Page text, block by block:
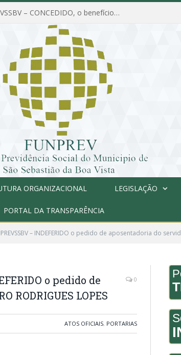
PORTARIA Nº 025/2026-GP/IPREVSSBV – CONCEDIDO, o benefício de PENSÃO a MARIA ESTELA DOS SANTOS SOUZA
ORGANIZACIONAL LEGISLAÇÃO
PORTAL DA TRANSPARÊNCIA
– INDEFERIDO o pedido de aposentadoria do
o pedido de
RODRIGUES LOPES
0
ATOS OFICIAIS, PORTARIAS